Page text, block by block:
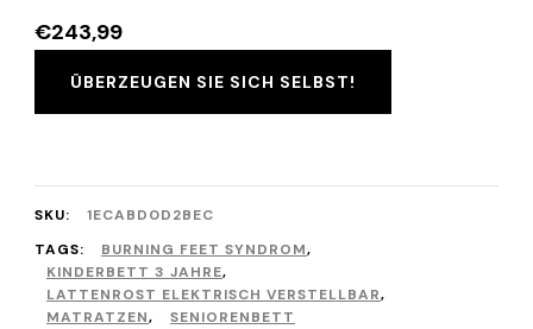
€243,99
ÜBERZEUGEN SIE SICH SELBST!
SKU:
1ECABD0D2BEC
TAGS:
BURNING FEET SYNDROM,
KINDERBETT 3 JAHRE,
LATTENROST ELEKTRISCH VERSTELLBAR,
MATRATZEN, SENIORENBETT